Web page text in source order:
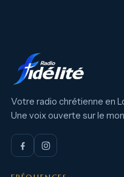
Votre radio chrétienne en
Une voix ouverte sur le